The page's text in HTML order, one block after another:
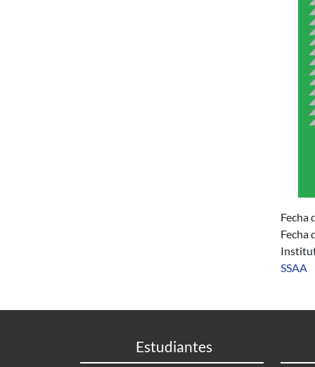
Fecha
Fecha
SSAA
Estudiantes